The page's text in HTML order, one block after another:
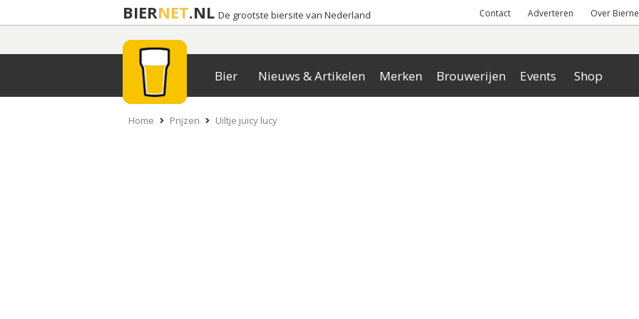
BIERNET.NL De grootste biersite van Nederland Contact Adverteren Over
Bier Nieuws & Artikelen Merken Brouwerijen Events Shop
Home Prijzen Uiltje juicy lucy